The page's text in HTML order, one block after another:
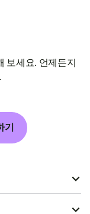
보세요. 언제든지
기